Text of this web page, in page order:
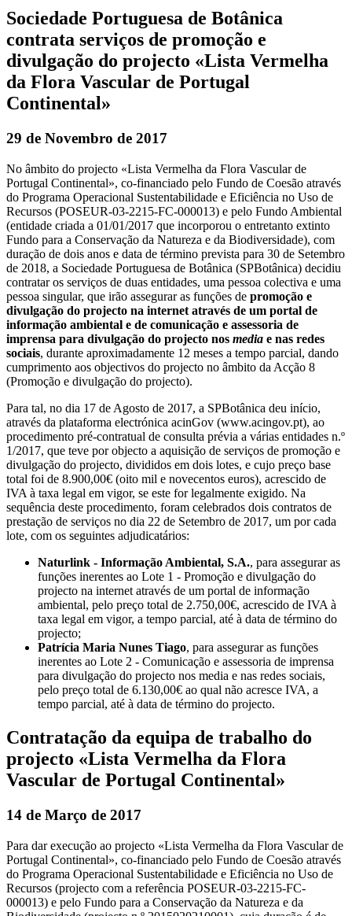
Sociedade Portuguesa de Botânica
contrata serviços de promoção e
divulgação do projecto «Lista Vermelha
da Flora Vascular de Portugal
Continental»
29 de Novembro de 2017
No âmbito do projecto «Lista Vermelha da Flora Vascular de
Portugal Continental», co-financiado pelo Fundo de Coesão através
do Programa Operacional Sustentabilidade e Eficiência no Uso de
Recursos (POSEUR-03-2215-FC-000013) e pelo Fundo Ambiental
(entidade criada a 01/01/2017 que incorporou o entretanto extinto
Fundo para a Conservação da Natureza e da Biodiversidade), com
duração de dois anos e data de término prevista para 30 de Setembro
de 2018, a Sociedade Portuguesa de Botânica (SPBotânica) decidiu
contratar os serviços de duas entidades, uma pessoa colectiva e uma
pessoa singular, que irão assegurar as funções de promoção e
divulgação do projecto na internet através de um portal de
informação ambiental e de comunicação e assessoria de
imprensa para divulgação do projecto nos media e nas redes
sociais, durante aproximadamente 12 meses a tempo parcial, dando
cumprimento aos objectivos do projecto no âmbito da Acção 8
(Promoção e divulgação do projecto).
Para tal, no dia 17 de Agosto de 2017, a SPBotânica deu início,
através da plataforma electrónica acinGov (www.acingov.pt), ao
procedimento pré-contratual de consulta prévia a várias entidades n.º
1/2017, que teve por objecto a aquisição de serviços de promoção e
divulgação do projecto, divididos em dois lotes, e cujo preço base
total foi de 8.900,00€ (oito mil e novecentos euros), acrescido de
IVA à taxa legal em vigor, se este for legalmente exigido. Na
sequência deste procedimento, foram celebrados dois contratos de
prestação de serviços no dia 22 de Setembro de 2017, um por cada
lote, com os seguintes adjudicatários:
Naturlink - Informação Ambiental, S.A., para assegurar as
funções inerentes ao Lote 1 - Promoção e divulgação do
projecto na internet através de um portal de informação
ambiental, pelo preço total de 2.750,00€, acrescido de IVA à
taxa legal em vigor, a tempo parcial, até à data de término do
projecto;
Patrícia Maria Nunes Tiago, para assegurar as funções
inerentes ao Lote 2 - Comunicação e assessoria de imprensa
para divulgação do projecto nos media e nas redes sociais,
pelo preço total de 6.130,00€ ao qual não acresce IVA, a
tempo parcial, até à data de término do projecto.
Contratação da equipa de trabalho do
projecto «Lista Vermelha da Flora
Vascular de Portugal Continental»
14 de Março de 2017
Para dar execução ao projecto «Lista Vermelha da Flora Vascular de
Portugal Continental», co-financiado pelo Fundo de Coesão através
do Programa Operacional Sustentabilidade e Eficiência no Uso de
Recursos (projecto com a referência POSEUR-03-2215-FC-
000013) e pelo Fundo para a Conservação da Natureza e da